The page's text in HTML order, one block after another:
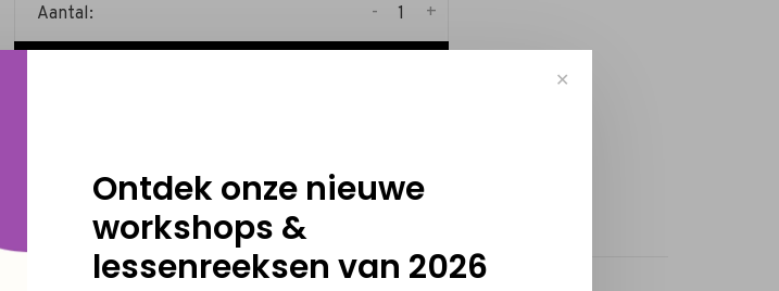
Aantal: +
-
✕
Ontdek onze nieuwe
workshops &
lessenreeksen van 2026